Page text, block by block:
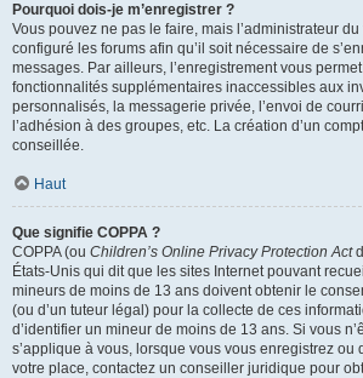
Pourquoi dois-je m’enregistrer ?
Vous pouvez ne pas le faire, mais l’administrateur
configuré les forums afin qu’il soit nécessaire de
messages. Par ailleurs, l’enregistrement vous
fonctionnalités supplémentaires inaccessibles aux
personnalisés, la messagerie privée, l’envoi de
l’adhésion à des groupes, etc. La création d’un
conseillée.
Haut
Que signifie COPPA ?
COPPA (ou Children’s Online Privacy Protection Act
États-Unis qui dit que les sites Internet pouvant
mineurs de moins de 13 ans doivent obtenir le
(ou d’un tuteur légal) pour la collecte de ces
d’identifier un mineur de moins de 13 ans. Si vous
s’applique à vous, lorsque vous vous enregistrez ou
votre place, contactez un conseiller juridique pour